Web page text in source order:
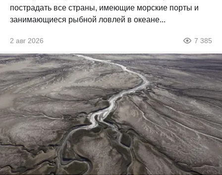
пострадать все страны, имеющие морские порты и
занимающиеся рыбной ловлей в океане...
2 авг 2026 7 385